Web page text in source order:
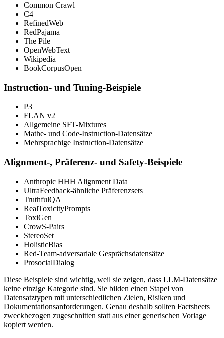
Common Crawl
C4
RefinedWeb
RedPajama
The Pile
OpenWebText
Wikipedia
BookCorpusOpen
Instruction- und Tuning-Beispiele
P3
FLAN v2
Allgemeine SFT-Mixtures
Mathe- und Code-Instruction-Datensätze
Mehrsprachige Instruction-Datensätze
Alignment-, Präferenz- und Safety-Beispiele
Anthropic HHH Alignment Data
UltraFeedback-ähnliche Präferenzsets
TruthfulQA
RealToxicityPrompts
ToxiGen
CrowS-Pairs
StereoSet
HolisticBias
Red-Team-adversariale Gesprächsdatensätze
ProsocialDialog
Diese Beispiele sind wichtig, weil sie zeigen, dass LLM-Datensätze
keine einzige Kategorie sind. Sie bilden einen Stapel von
Datensatztypen mit unterschiedlichen Zielen, Risiken und
Dokumentationsanforderungen. Genau deshalb sollten Factsheets
zweckbezogen zugeschnitten statt aus einer generischen Vorlage
kopiert werden.